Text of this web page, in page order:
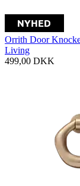
Orrith Door
Living
499,00 DKK